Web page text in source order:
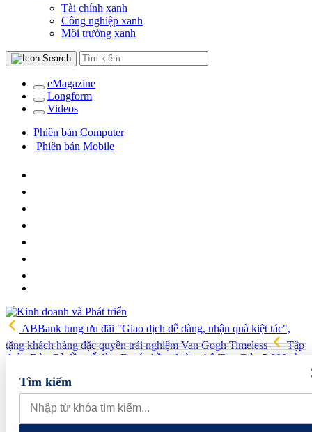
Tài chính xanh
Công nghiệp xanh
Môi trường xanh
eMagazine
Longform
Videos
Phiên bản Computer
Phiên bản Mobile
ABBank tung ưu đãi "Giao dịch dễ dàng, nhận quà kiệt tác",
tặng khách hàng đặc quyền trải nghiệm Van Gogh Timeless
Tập
đoàn Đèo Cả đề xuất làm Dự án hầm đường bộ Tam Đảo 5.800 tỷ
Hải quan Lào Cai phát hiện 5 vụ vi phạm, tạm giữ gần 700 kg
thực phẩm và nhiều điện thoại nhập lậu
Lan tỏa văn hóa kinh
doanh, tìm kiếm doanh nghiệp tiêu biểu trên toàn quốc
các cửa hàng rau củ quả sạch tại Hà Nội
Tìm kiếm